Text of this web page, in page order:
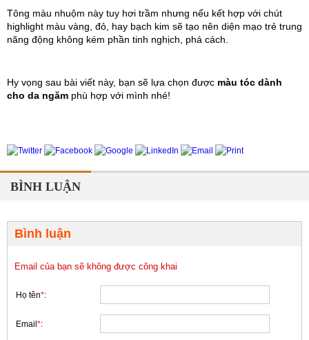
Tông màu nhuộm này tuy hơi trầm nhưng nếu kết hợp với chút
highlight màu vàng, đỏ, hay bạch kim sẽ tạo nên diện mạo trẻ trung
năng động không kém phần tinh nghịch, phá cách.
Hy vọng sau bài viết này, bạn sẽ lựa chọn được màu tóc dành
cho da ngăm phù hợp với mình nhé!
BÌNH LUẬN
Bình luận
Email của bạn sẽ không được công khai
Họ tên*:
Email *: